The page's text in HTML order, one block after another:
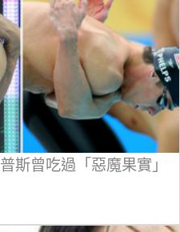
斯曾吃過「惡魔果實」